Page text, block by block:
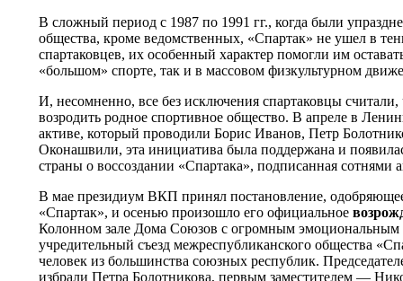
В сложный период с 1987 по 1991 гг., когда были
общества, кроме ведомственных, «Спартак» не ушел в
спартаковцев, их особенный характер помогли им
«большом» спорте, так и в массовом физкультурном
И, несомненно, все без исключения спартаковцы
возродить родное спортивное общество. В апреле в
активе, который проводили Борис Иванов, Петр
Оконашвили, эта инициатива была поддержана и
страны о воссоздании «Спартака», подписанная сотнями
В мае президиум ВКП принял постановление,
«Спартак», и осенью произошло его официальное
Колонном зале Дома Союзов с огромным
учредительный съезд межреспубликанского общества
человек из большинства союзных республик.
избрали Петра Болотникова, первым заместителем —